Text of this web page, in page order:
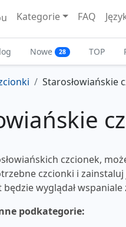
Kategorie FAQ
Nowe 28 TOP
Starosłowiańskie
czcionek,
czcionki i
wyglądał wspaniale
podkategorie: